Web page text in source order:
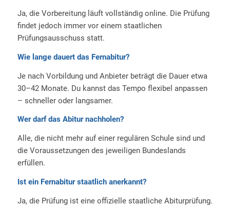
Ja, die Vorbereitung läuft vollständig online. Die Prüfung
findet jedoch immer vor einem staatlichen
Prüfungsausschuss statt.
Wie lange dauert das Fernabitur?
Je nach Vorbildung und Anbieter beträgt die Dauer etwa
30–42 Monate. Du kannst das Tempo flexibel anpassen
– schneller oder langsamer.
Wer darf das Abitur nachholen?
Alle, die nicht mehr auf einer regulären Schule sind und
die Voraussetzungen des jeweiligen Bundeslands
erfüllen.
Ist ein Fernabitur staatlich anerkannt?
Ja, die Prüfung ist eine offizielle staatliche Abiturprüfung.